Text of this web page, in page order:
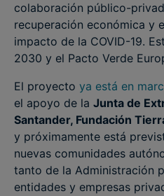
colaboración público-
recuperación económica y
impacto de la COVID-19.
2030 y el Pacto Verde
El proyecto ya está en
el apoyo de la Junta de
Santander, Fundación
y próximamente está
nuevas comunidades
tanto de la Administración
entidades y empresas